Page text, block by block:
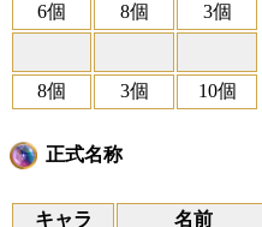
6個 8個 3個
8個 3個 10個
正式名称
キャラ 名前